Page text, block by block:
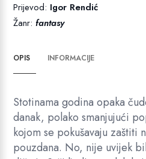
Prijevod: Igor Rendić
Žanr:fantasy
OPIS INFORMACIJE
Stotinama godina opaka
danak, polako smanjujući
kojom se pokušavaju zaštiti
pouzdana. No, nije uvijek